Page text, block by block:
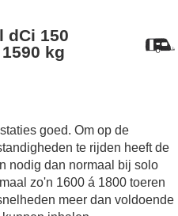
dCi 150
kg
goed. Om op de
te rijden heeft de
nodig dan normaal bij solo
zo'n 1600 á 1800 toeren
meer dan voldoende